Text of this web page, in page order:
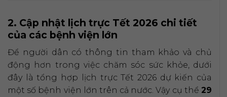
2. Cập nhật lịch trực Tết 2026 chi tiết
của các bệnh viện lớn
Để người dân có thông tin tham khảo và chủ
động hơn trong việc chăm sóc sức khỏe, dưới
đây là tổng hợp lịch trực Tết 2026 dự kiến của
một số bệnh viện lớn trên cả nước. Vậy cụ thể 29